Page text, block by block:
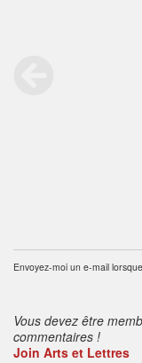
Envoyez-moi un e-mail
Vous devez être
commentaires !
Join Arts et Lettres